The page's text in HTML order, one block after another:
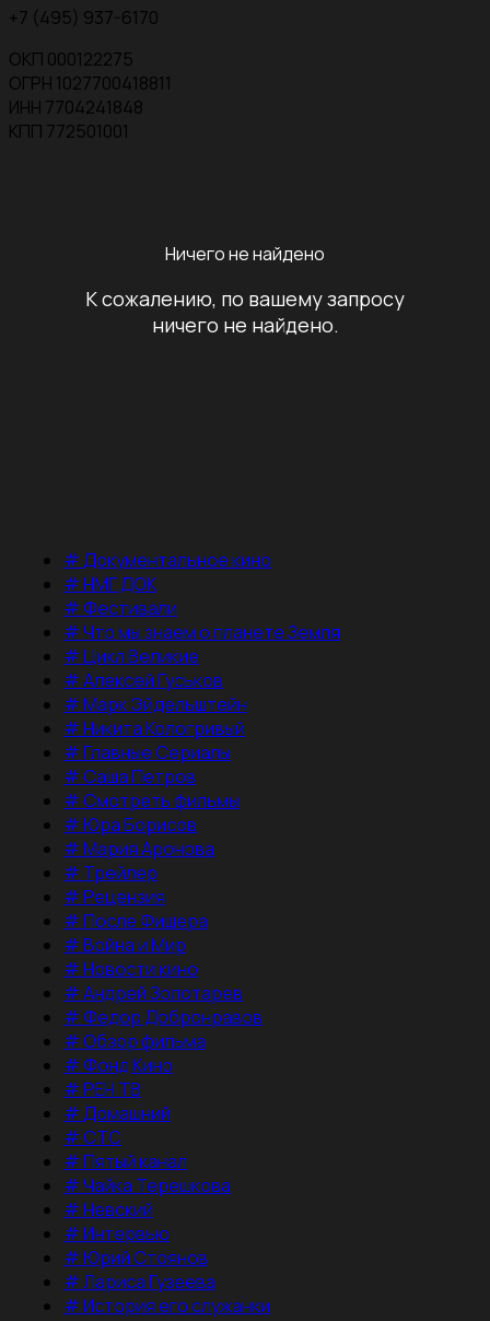
+7 (495) 937-6170
ОКП 000122275
ОГРН 1027700418811
ИНН 7704241848
КПП 772501001
Ничего не найдено
К сожалению, по вашему запросу
ничего не найдено.
#Документальное кино
#НМГ ДОК
#Фестивали
#Что мы знаем о планете Земля
#Цикл Великие
#Алексей Гуськов
#Марк Эйдельштейн
#Никита Кологривый
#Главные Сериалы
#Саша Петров
#Смотреть фильмы
#Юра Борисов
#Мария Аронова
# Трейлер
#Рецензия
#После Фишера
#Война и Мир
#Новости кино
#Андрей Золотарев
#Федор Добронравов
#Обзор фильма
#Фонд Кино
#РЕН ТВ
#Домашний
#СТС
#Пятый канал
#Чайка Терешкова
#Невский
#Интервью
#Юрий Стоянов
#Лариса Гузеева
#История его служанки